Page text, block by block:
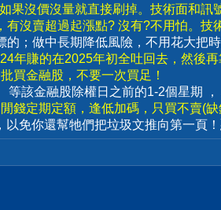
果沒價沒量就直接刷掉。技術面和訊
沒賣超過起漲點? 沒有?不用怕。技
；做中長期降低風險，不用花大把時
年賺的在2025年初全吐回去，然後再
買金融股，不要一次買足！
該金融股除權日之前的1-2個星期 ，
錢定期定額，逢低加碼，只買不賣(
免你還幫牠們把垃圾文推向第一頁